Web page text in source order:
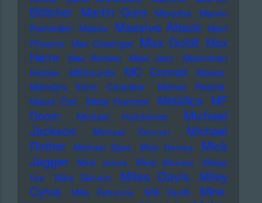
Böttcher Martin Gore Marusha
Marvin
Rainwater Massiv Massive Attack Mavi
Phoenix Max Giesinger Max Goldt Max
Herre
Max Romeo Maxi Jazz
Maximilian
Hecker
MBSounds MC Conrad
Meese
Melody's Echo Chamber
Mense Reents
Mesut Özil
Metal Hammer Metallica MF
Doom
Michael Hutchence
Michael
Jackson
Michael Kemner
Michael
Rother
Michael Stipe Mick Harvey
Mick
Jagger
Mick Jones Micki Meuser
Midge
Ure
Mike Skinner Miles Davis
Miley
Cyrus
Mille Petrozza Milli Vanilli Mine